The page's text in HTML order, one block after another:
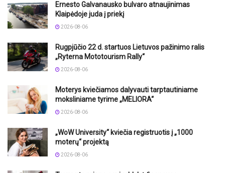
Ernesto Galvanausko bulvaro atnaujinimas
Klaipėdoje juda į priekį
2026-08-06
Rugpjūčio 22 d. startuos Lietuvos pažinimo ralis
„Ryterna Mototourism Rally“
2026-08-06
Moterys kviečiamos dalyvauti tarptautiniame
moksliniame tyrime „MELIORA“
2026-08-06
„WoW University“ kviečia registruotis į „1000
moterų“ projektą
2026-08-06